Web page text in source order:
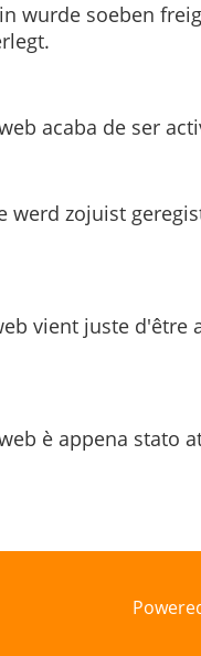
wurde soeben
acaba de ser
werd zojuist
vient juste d'être
è appena stato